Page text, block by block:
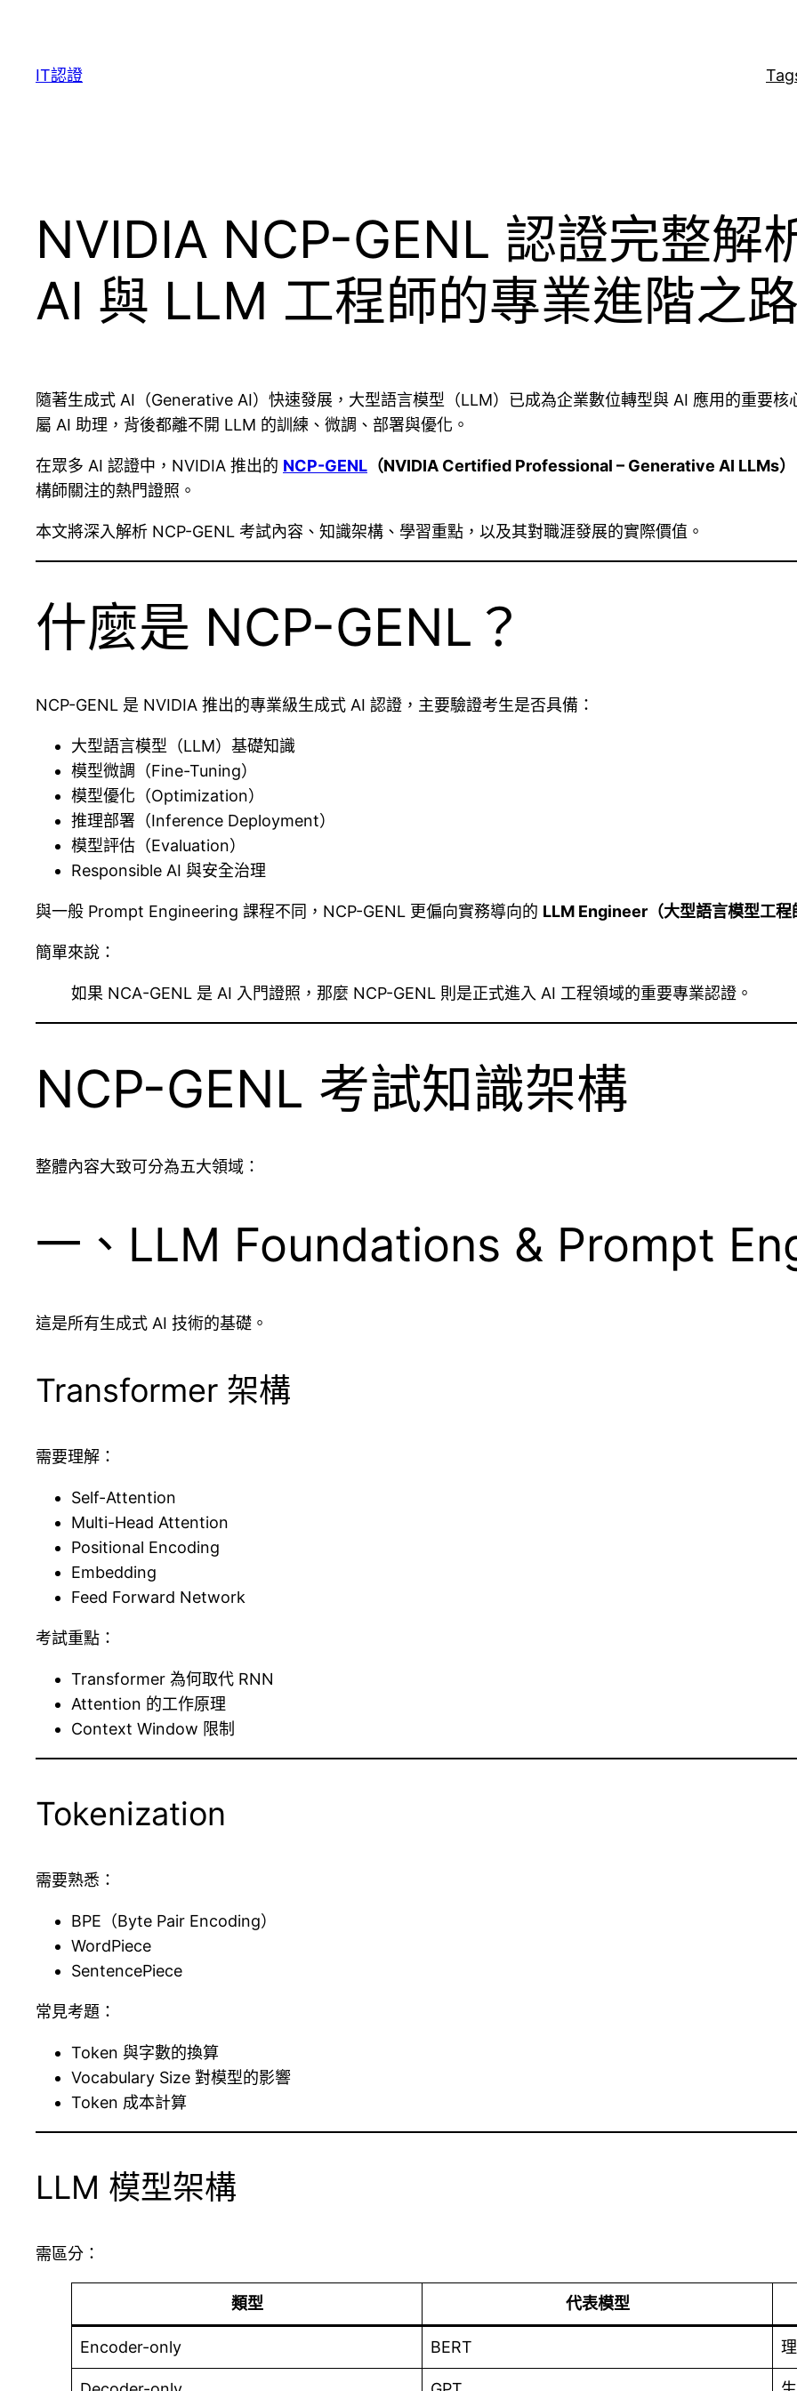
content
IT認證
NVIDIA NCP-GENL 認證完整解
AI 與 LLM 工程師的專業進階之路
隨著生成式 AI（Generative AI）快速發展，大型語言模型（LLM）已成為企業數位轉型與 AI 應用的重要
屬 AI 助理，背後都離不開 LLM 的訓練、微調、部署與優化。
在眾多 AI 認證中，NVIDIA 推出的 NCP-GENL （NVIDIA Certified Professional – Generative AI LLMs）
構師關注的熱門證照。
本文將深入解析 NCP-GENL 考試內容、知識架構、學習重點，以及其對職涯發展的實際價值。
什麼是 NCP-GENL？
NCP-GENL 是 NVIDIA 推出的專業級生成式 AI 認證，主要驗證考生是否具備：
大型語言模型（LLM）基礎知識
模型微調（Fine-Tuning）
模型優化（Optimization）
推理部署（Inference Deployment）
模型評估（Evaluation）
Responsible AI 與安全治理
與一般 Prompt Engineering 課程不同，NCP-GENL 更偏向實務導向的 LLM Engineer（大型語言模型工程
簡單來說：
如果 NCA-GENL 是 AI 入門證照，那麼 NCP-GENL 則是正式進入 AI 工程領域的重要專業認證。
NCP-GENL 考試知識架構
整體內容大致可分為五大領域：
一、LLM Foundations & Prompt
這是所有生成式 AI 技術的基礎。
Transformer 架構
需要理解：
Self-Attention
Multi-Head Attention
Positional Encoding
Embedding
Feed Forward Network
考試重點：
Transformer 為何取代 RNN
Attention 的工作原理
Context Window 限制
Tokenization
需要熟悉：
BPE（Byte Pair Encoding）
WordPiece
SentencePiece
常見考題：
Token 與字數的換算
Vocabulary Size 對模型的影響
Token 成本計算
LLM 模型架構
需區分：
類型 代表模型
Encoder-only BERT